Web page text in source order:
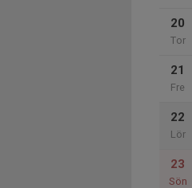
20
Tor
21
Fre
22
Lör
23
Sön